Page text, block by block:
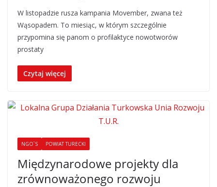
W listopadzie rusza kampania Movember, zwana też
Wąsopadem. To miesiąc, w którym szczególnie
przypomina się panom o profilaktyce nowotworów
prostaty
Czytaj więcej
NGO`S POWIAT TURECKI
Międzynarodowe projekty dla
zrównoważonego rozwoju